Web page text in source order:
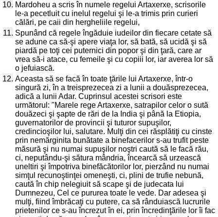
10. Mardoheu a scris în numele regelui Artaxerxe, scrisorile
le-a pecetluit cu inelul regelui şi le-a trimis prin curieri
călări, pe caii din hergheliile regelui,
11. Spunând că regele îngăduie iudeilor din fiecare cetate să
se adune ca să-şi apere viaţa lor, să bată, să ucidă şi să
piardă pe toţi cei puternici din popor şi din ţară, care ar
vrea să-i atace, cu femeile şi cu copiii lor, iar averea lor să
o jefuiască.
12. Aceasta să se facă în toate ţările lui Artaxerxe, într-o
singură zi, în a treisprezecea zi a lunii a douăsprezecea,
adică a lunii Adar. Cuprinsul acestei scrisori este
următorul: "Marele rege Artaxerxe, satrapilor celor o sută
douăzeci şi şapte de rări de la India şi până la Etiopia,
guvernatorilor de provincii şi tuturor supuşilor,
credincioşilor lui, salutare. Mulţi din cei răsplătiţi cu cinste
prin nemărginita bunătate a binefacerilor s-au trufit peste
măsură şi nu numai supuşilor noştri caută să le facă rău,
ci, neputându-şi sătura mândria, încearcă să urzească
uneltiri şi împotriva binefăcătorilor lor, pierzând nu numai
simţul recunoştinţei omeneşti, ci, plini de trufie nebună,
caută în chip nelegiuit să scape şi de judecata lui
Dumnezeu, Cel ce pururea toate le vede. Dar adesea şi
mulţi, fiind îmbrăcaţi cu putere, ca să rânduiască lucrurile
prietenilor ce s-au încrezut în ei, prin încredinţările lor îi fac